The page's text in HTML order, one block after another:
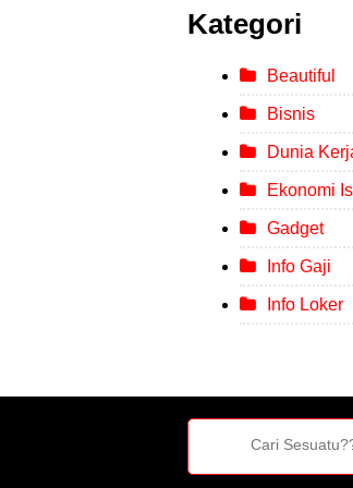
Kategori
Beautiful
Bisnis
Dunia
Ekonomi
Gadget
Info Gaji
Info Loker